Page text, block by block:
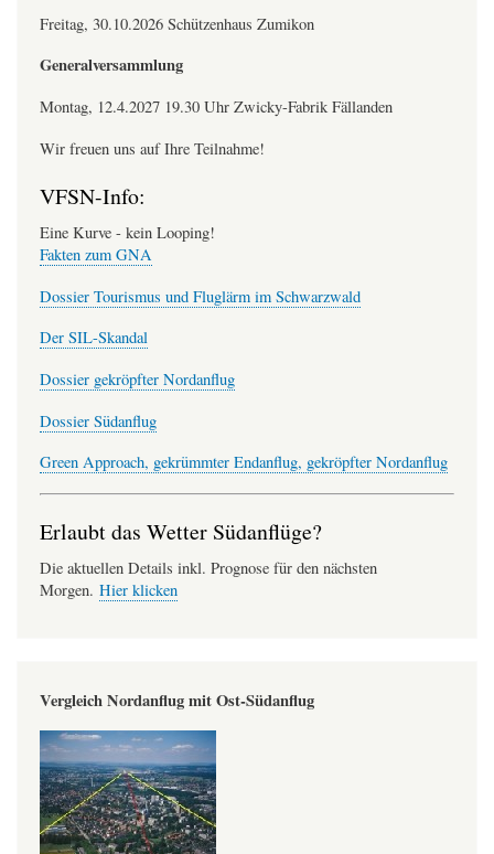
Freitag, 30.10.2026 Schützenhaus Zumikon
Generalversammlung
Montag, 12.4.2027 19.30 Uhr Zwicky-Fabrik Fällanden
Wir freuen uns auf Ihre Teilnahme!
VFSN-Info:
Eine Kurve - kein Looping!
Fakten zum GNA
Dossier Tourismus und Fluglärm im Schwarzwald
Der SIL-Skandal
Dossier gekröpfter Nordanflug
Dossier Südanflug
Green Approach, gekrümmter Endanflug, gekröpfter Nordanflug
Erlaubt das Wetter Südanflüge?
Die aktuellen Details inkl. Prognose für den nächsten
Morgen. Hier klicken
Vergleich Nordanflug mit Ost-Südanflug